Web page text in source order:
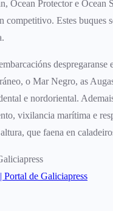
Ocean Protector e Ocean
competitivo. Estes buques
o Mar Negro, as
e nordoriental.
vixilancia marítima e
que faena en
Portal de Galiciapress